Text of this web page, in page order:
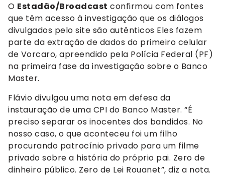
O Estadão/Broadcast confirmou com fontes
que têm acesso à investigação que os diálogos
divulgados pelo site são autênticos Eles fazem
parte da extração de dados do primeiro celular
de Vorcaro, apreendido pela Polícia Federal (PF)
na primeira fase da investigação sobre o Banco
Master.
Flávio divulgou uma nota em defesa da
instauração de uma CPI do Banco Master. “É
preciso separar os inocentes dos bandidos. No
nosso caso, o que aconteceu foi um filho
procurando patrocínio privado para um filme
privado sobre a história do próprio pai. Zero de
dinheiro público. Zero de Lei Rouanet”, diz a nota.